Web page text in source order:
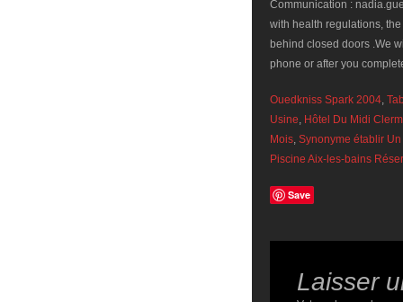
Communication :
with health regulations,
behind closed doors .We
phone or after you
Ouedkniss Spark 2004,
Usine, Hôtel Du Midi
Mois, Synonyme établir
Piscine Aix-les-bains
Save
Laisser